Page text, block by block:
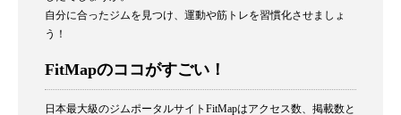
自分に合ったジムを見つけ、運動や筋トレを習慣化させましょ
う！
FitMapのココがすごい！
日本最大級のジムポータルサイトFitMapはアクセス数、掲載数と